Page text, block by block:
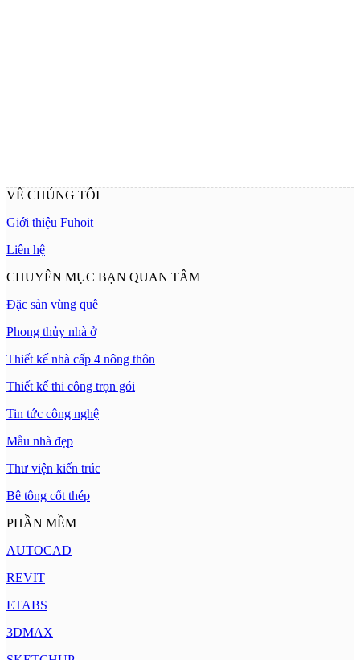
VỀ CHÚNG TÔI
Giới thiệu Fuhoit
Liên hệ
CHUYÊN MỤC BẠN QUAN TÂM
Đặc sản vùng quê
Phong thủy nhà ở
Thiết kế nhà cấp 4 nông thôn
Thiết kế thi công trọn gói
Tin tức công nghệ
Mẫu nhà đẹp
Thư viện kiến trúc
Bê tông cốt thép
PHẦN MỀM
AUTOCAD
REVIT
ETABS
3DMAX